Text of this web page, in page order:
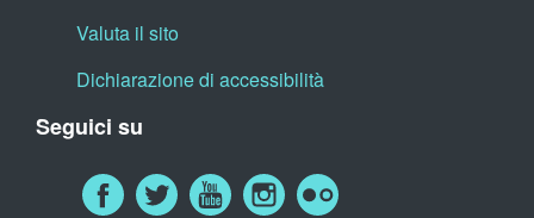
Valuta il sito
Dichiarazione di accessibilità
Seguici su